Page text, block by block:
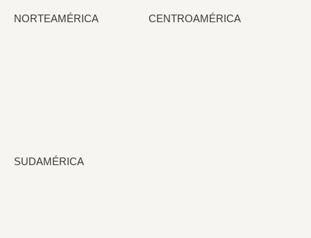
NORTEAMÉRICA CENTROAMÉRICA
SUDAMÉRICA